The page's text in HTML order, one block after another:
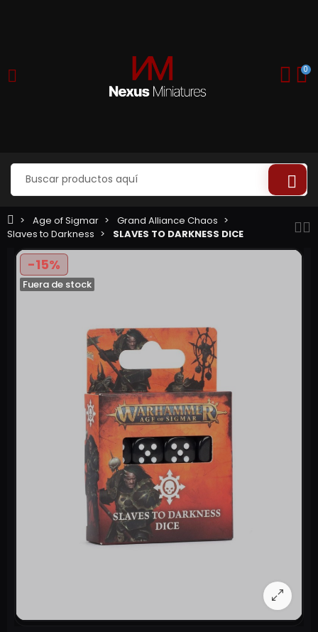
0
Age of Sigmar
Grand Alliance Chaos
Slaves to Darkness
SLAVES TO DARKNESS DICE
-15%
Fuera de stock